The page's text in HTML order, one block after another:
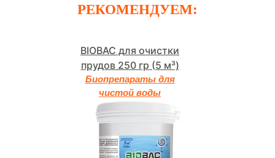
РЕКОМЕНДУЕМ:
BIOBAC для очистки
прудов 250 гр (5 м³)
Биопрепараты для
чистой воды